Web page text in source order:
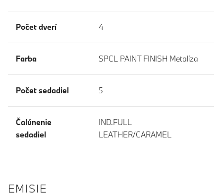
Počet dverí 4
Farba SPCL PAINT FINISH Metalíza
Počet sedadiel 5
Čalúnenie
sedadiel
IND.FULL
LEATHER/CARAMEL
EMISIE